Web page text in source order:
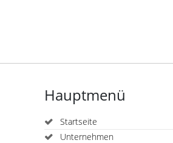
Hauptmenü
Startseite
Unternehmen